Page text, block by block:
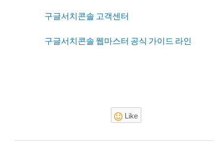
구글서치콘솔 고객센터
구글서치콘솔 웹마스터 공식 가이드 라인
Like